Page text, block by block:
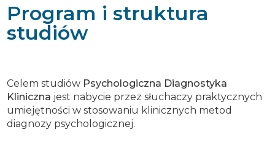
Program i struktura
studiów
Celem studiów Psychologiczna Diagnostyka
Kliniczna jest nabycie przez słuchaczy praktycznych
umiejętności w stosowaniu klinicznych metod
diagnozy psychologicznej.